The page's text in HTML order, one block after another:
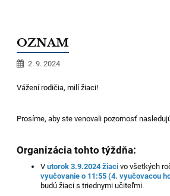
OZNAM
2. 9. 2024
Vážení rodičia, milí žiaci!
Prosíme, aby ste venovali pozornosť
Organizácia tohto týždňa:
Vutorok3.9.2024 žiacivo všetkých
vyučovanie o 11:55 (4. vyučovacou
budú žiaci s triednymi učiteľmi.